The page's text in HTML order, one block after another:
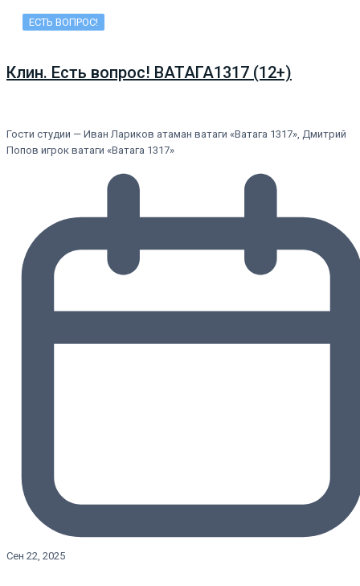
ЕСТЬ ВОПРОС!
Клин. Есть вопрос! ВАТАГА1317 (12+)
Гости студии — Иван Лариков атаман ватаги «Ватага 1317», Дмитрий
Попов игрок ватаги «Ватага 1317»
Сен 22, 2025